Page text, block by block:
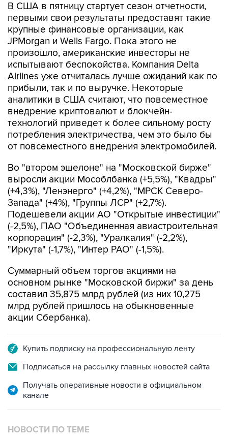
В США в пятницу стартует сезон отчетности,
первыми свои результаты предоставят такие
крупные финансовые организации, как
JPMorgan и Wells Fargo. Пока этого не
произошло, американские инвесторы не
испытывают беспокойства. Компания Delta
Airlines уже отчиталась лучше ожиданий как по
прибыли, так и по выручке. Некоторые
аналитики в США считают, что повсеместное
внедрение криптовалют и блокчейн-
технологий приведет к более сильному росту
потребления электричества, чем это было бы
от повсеместного внедрения электромобилей.
Во "втором эшелоне" на "Московской бирже"
выросли акции Мособлбанка (+5,5%), "Квадры"
(+4,3%), "Ленэнерго" (+4,2%), "МРСК Северо-
Запада" (+4%), "Группы ЛСР" (+2,7%).
Подешевели акции АО "Открытые инвестиции"
(-2,5%), ПАО "Объединенная авиастроительная
корпорация" (-2,3%), "Уралкалия" (-2,2%),
"Иркута" (-1,7%), "Интер РАО" (-1,5%).
Суммарный объем торгов акциями на
основном рынке "Московской биржи" за день
составил 35,875 млрд рублей (из них 10,275
млрд рублей пришлось на обыкновенные
акции Сбербанка).
Купить подписку на профессиональную ленту
Подписаться на рассылку главных новостей сайта
Получать оперативные новости в официальном
канале
НОВОСТИ ПО ТЕМЕ